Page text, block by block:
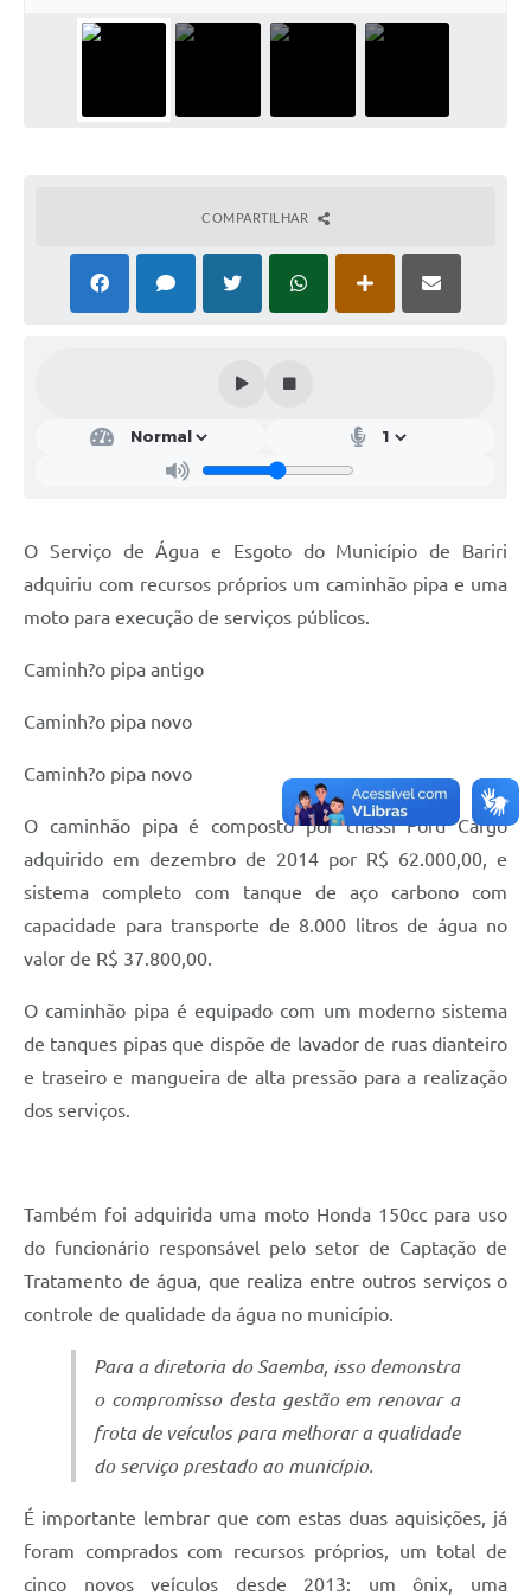
COMPARTILHAR
O Serviço de Água e Esgoto do Município de Bariri
adquiriu com recursos próprios um caminhão pipa e uma
moto para execução de serviços públicos.
Caminh?o pipa antigo
Caminh?o pipa novo
Caminh?o pipa novo
O caminhão pipa é composto por chassi Ford Cargo
adquirido em dezembro de 2014 por R$ 62.000,00, e
sistema completo com tanque de aço carbono com
capacidade para transporte de 8.000 litros de água no
valor de R$ 37.800,00.
O caminhão pipa é equipado com um moderno sistema
de tanques pipas que dispõe de lavador de ruas dianteiro
e traseiro e mangueira de alta pressão para a realização
dos serviços.
Também foi adquirida uma moto Honda 150cc para uso
do funcionário responsável pelo setor de Captação de
Tratamento de água, que realiza entre outros serviços o
controle de qualidade da água no município.
Para a diretoria do Saemba, isso demonstra
o compromisso desta gestão em renovar a
frota de veículos para melhorar a qualidade
do serviço prestado ao município.
É importante lembrar que com estas duas aquisições, já
foram comprados com recursos próprios, um total de
cinco novos veículos desde 2013: um ônix, uma